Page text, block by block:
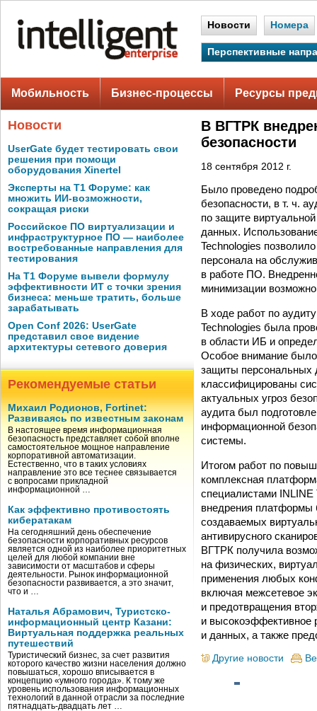
Новости Номера
Перспективные
Мобильность Бизнес-процессы Ресурсы
Новости
UserGate будет тестировать свои
решения при помощи
оборудования Xinertel
Эксперты на Т1 Форуме: как
множить ИИ-возможности,
сокращая риски
Российское ПО виртуализации и
инфраструктурное ПО — наиболее
востребованные направления для
тестирования
На Т1 Форуме вывели формулу
эффективности ИТ с точки зрения
бизнеса: меньше тратить, больше
зарабатывать
Open Conf 2026: UserGate
представил свое видение
архитектуры сетевого доверия
Рекомендуемые статьи
Михаил Родионов, Fortinet:
Развиваясь по известным законам
В настоящее время информационная
безопасность представляет собой вполне
самостоятельное мощное направление
корпоративной автоматизации.
Естественно, что в таких условиях
направление это все теснее связывается
с вопросами прикладной
информационной …
Как эффективно противостоять
кибератакам
На сегодняшний день обеспечение
безопасности корпоративных ресурсов
является одной из наиболее приоритетных
целей для любой компании вне
зависимости от масштабов и сферы
деятельности. Рынок информационной
безопасности развивается, а это значит,
что и …
Наталья Абрамович, Туристско-
информационный центр Казани:
Виртуальная поддержка реальных
путешествий
Туристический бизнес, за счет развития
которого качество жизни населения должно
повышаться, хорошо вписывается в
концепцию «умного города». К тому же
уровень использования информационных
технологий в данной отрасли за последние
пятнадцать-двадцать лет …
В ВГТРК
безопасности
18 сентября 2012 г.
Было проведено
безопасности, в т. ч.
по защите
данных.
Technologies
персонала на
в работе ПО.
минимизации
В ходе работ по
Technologies была
в области ИБ и
Особое внимание было
защиты персональных
классифицированы
актуальных угроз
аудита был
информационной
системы.
Итогом работ по
комплексная
специалистами
внедрения платформы
создаваемых
антивирусного
ВГТРК получила
на физических,
применения любых
включая межсетевое
и предотвращения
и высокоэффективное
и данных, а также
Другие новости